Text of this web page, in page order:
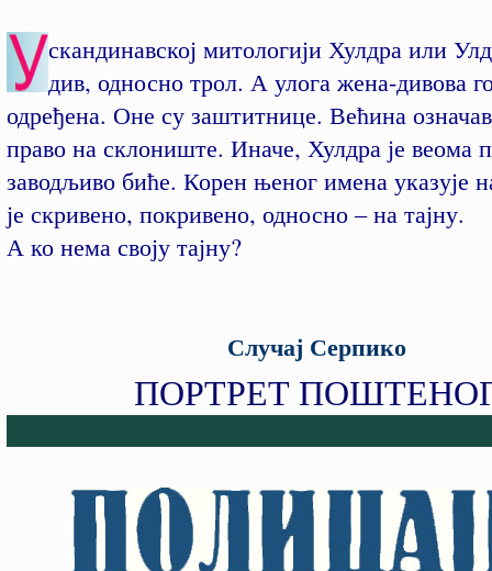
скандинавској митологији Хулдра или
див, односно трол. А улога жена-дивова
одређена. Оне су заштитнице. Већина
право на склониште. Иначе, Хулдра је веома
заводљиво биће. Корен њеног имена указује
је скривено, покривено, односно – на тајну.
А ко нема своју тајну?
Случај Серпико
ПОРТРЕТ